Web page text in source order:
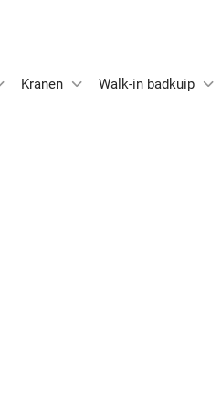
Kranen Walk-in badkuip